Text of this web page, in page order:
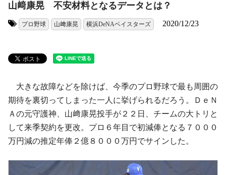
山﨑康晃 不安材料となるデータとは？
プロ野球 山﨑康晃 横浜DeNAベイスターズ 2020/12/23
大きな故障などを除けば、今季のプロ野球で最も周囲の
期待を裏切ってしまった一人に挙げられるだろう。ＤｅＮ
Ａの元守護神、山﨑康晃投手が２２日、チームの大トリと
して来季契約を更改。プロ６年目で初減俸となる７０００
万円減の推定年俸２億８０００万円でサインした。